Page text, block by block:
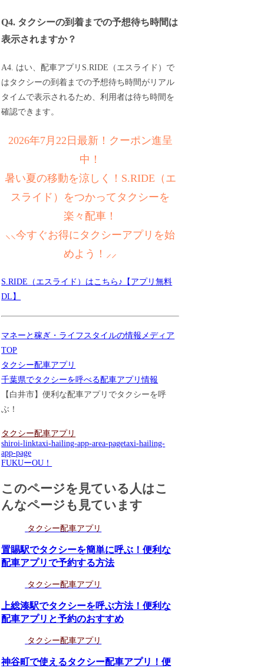
Q4. タクシーの到着までの予想待ち時間は
表示されますか？
A4. はい、配車アプリS.RIDE（エスライド）で
はタクシーの到着までの予想待ち時間がリアル
タイムで表示されるため、利用者は待ち時間を
確認できます。
2026年7月22日最新！クーポン進呈
中！
暑い夏の移動を涼しく！S.RIDE（エ
スライド）をつかってタクシーを
楽々配車！
⸜⸜今すぐお得にタクシーアプリを始
めよう！⸝⸝
S.RIDE（エスライド）はこちら♪【アプリ無料
DL】
マネーと稼ぎ・ライフスタイルの情報メディア
TOP
タクシー配車アプリ
千葉県でタクシーを呼べる配車アプリ情報
【白井市】便利な配車アプリでタクシーを呼
ぶ！
タクシー配車アプリ
shiroi-linktaxi-hailing-app-area-pagetaxi-hailing-
app-page
FUKUーOU！
このページを見ている人はこ
んなページも見ています
タクシー配車アプリ
置賜駅でタクシーを簡単に呼ぶ！便利な
配車アプリで予約する方法
タクシー配車アプリ
上総湊駅でタクシーを呼ぶ方法！便利な
配車アプリと予約のおすすめ
タクシー配車アプリ
神谷町で使えるタクシー配車アプリ！便